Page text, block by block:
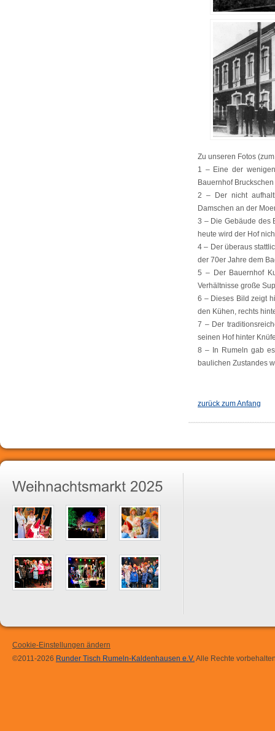
Zu unseren Fotos
1 – Eine der
Bauernhof
2 – Der nicht
Damschen an der
3 – Die Gebäude des
heute wird der Hof
4 – Der überaus
der 70er Jahre dem
5 – Der Bauernhof
Verhältnisse große
6 – Dieses Bild zeigt
den Kühen, rechts
7 – Der
seinen Hof hinter
8 – In Rumeln gab
baulichen Zustandes
zurück zum Anfang
Cookie-Einstellungen ändern
©2011-2026 Runder Tisch Rumeln-Kaldenhausen e.V. Alle Rechte